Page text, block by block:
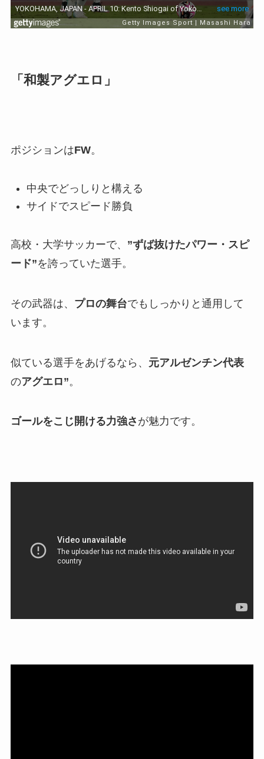
「和製アグエロ」
ポジションはFW。
中央でどっしりと構える
サイドでスピード勝負
高校・大学サッカーで、 ”ずば抜けたパワー・スピ
ード”を誇っていた選手。
その武器は、 プロの舞台でもしっかりと通用して
います。
似ている選手をあげるなら、 元アルゼンチン代表
のアグエロ”。
ゴールをこじ開ける力強さ が魅力です。